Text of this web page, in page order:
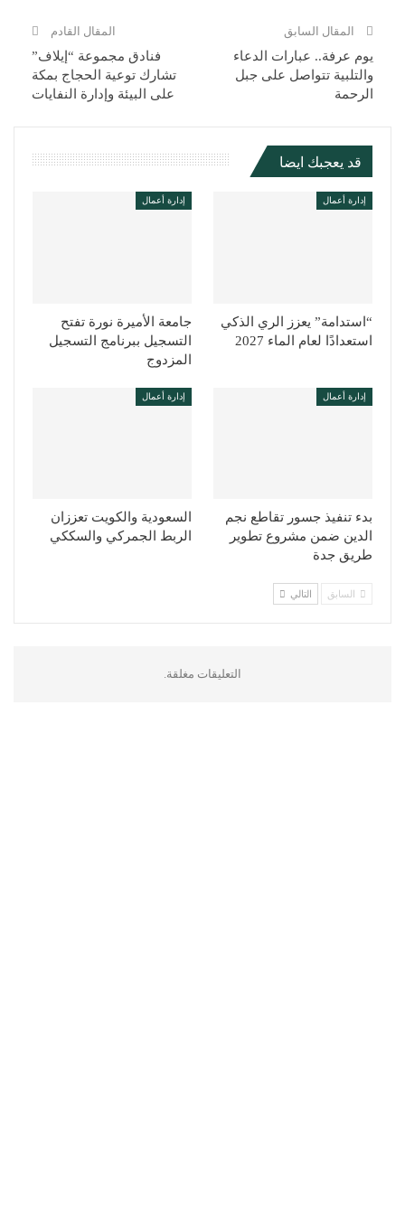
المقال السابق
يوم عرفة.. عبارات الدعاء
والتلبية تتواصل على جبل
الرحمة
المقال القادم
فنادق مجموعة “إيلاف”
تشارك توعية الحجاج بمكة
على البيئة وإدارة النفايات
قد يعجبك ايضا
إدارة أعمال
“استدامة” يعزز الري الذكي
استعدادًا لعام الماء 2027
إدارة أعمال
جامعة الأميرة نورة تفتح
التسجيل ببرنامج التسجيل
المزدوج
إدارة أعمال
بدء تنفيذ جسور تقاطع نجم
الدين ضمن مشروع تطوير
طريق جدة
إدارة أعمال
السعودية والكويت تعززان
الربط الجمركي والسككي
السابق التالي
التعليقات مغلقة.